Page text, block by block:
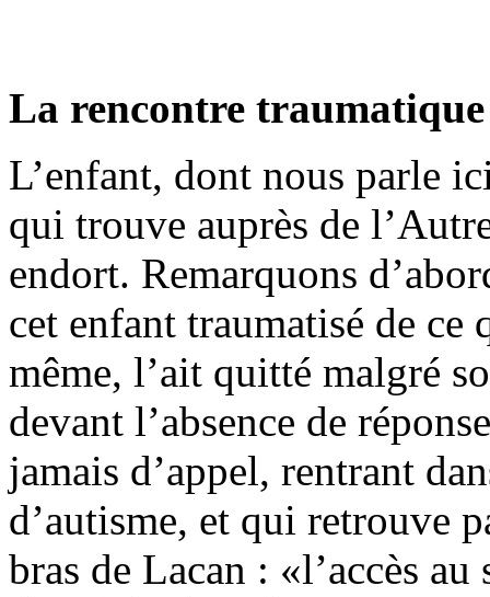
La rencontre
L’enfant, dont nous parle
qui trouve auprès de
endort. Remarquons
cet enfant traumatisé de ce
même, l’ait quitté malgré
devant l’absence de
jamais d’appel, rentrant
d’autisme, et qui retrouve
bras de Lacan : «l’accès